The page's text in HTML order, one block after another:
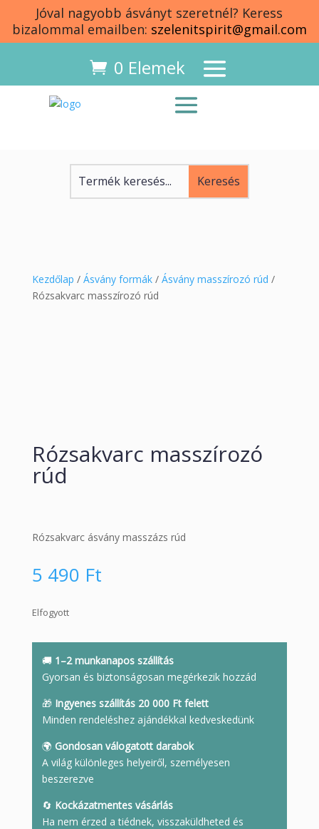
Jóval nagyobb ásványt szeretnél? Keress
bizalommal emailben: szelenitspirit@gmail.com
0 Elemek
Kezdőlap / Ásvány formák/ Ásvány masszírozó rúd /
Rózsakvarc masszírozó rúd
Rózsakvarc masszírozó
rúd
Rózsakvarc ásvány masszázs rúd
5 490 Ft
Elfogyott
🚚 1–2 munkanapos szállítás
Gyorsan és biztonságosan megérkezik hozzád
🎁 Ingyenes szállítás 20 000 Ft felett
Minden rendeléshez ajándékkal kedveskedünk
🌍 Gondosan válogatott darabok
A világ különleges helyeiről, személyesen
beszerezve
🔄 Kockázatmentes vásárlás
Ha nem érzed a tiédnek, visszaküldheted és